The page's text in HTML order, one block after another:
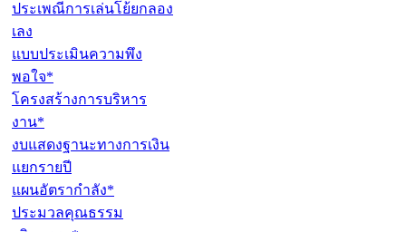
ประเพณีการเล่นโย้ยกลอง
เลง
แบบประเมินความพึง
พอใจ*
โครงสร้างการบริหาร
งาน*
งบแสดงฐานะทางการเงิน
แยกรายปี
แผนอัตรากำลัง*
ประมวลคุณธรรม